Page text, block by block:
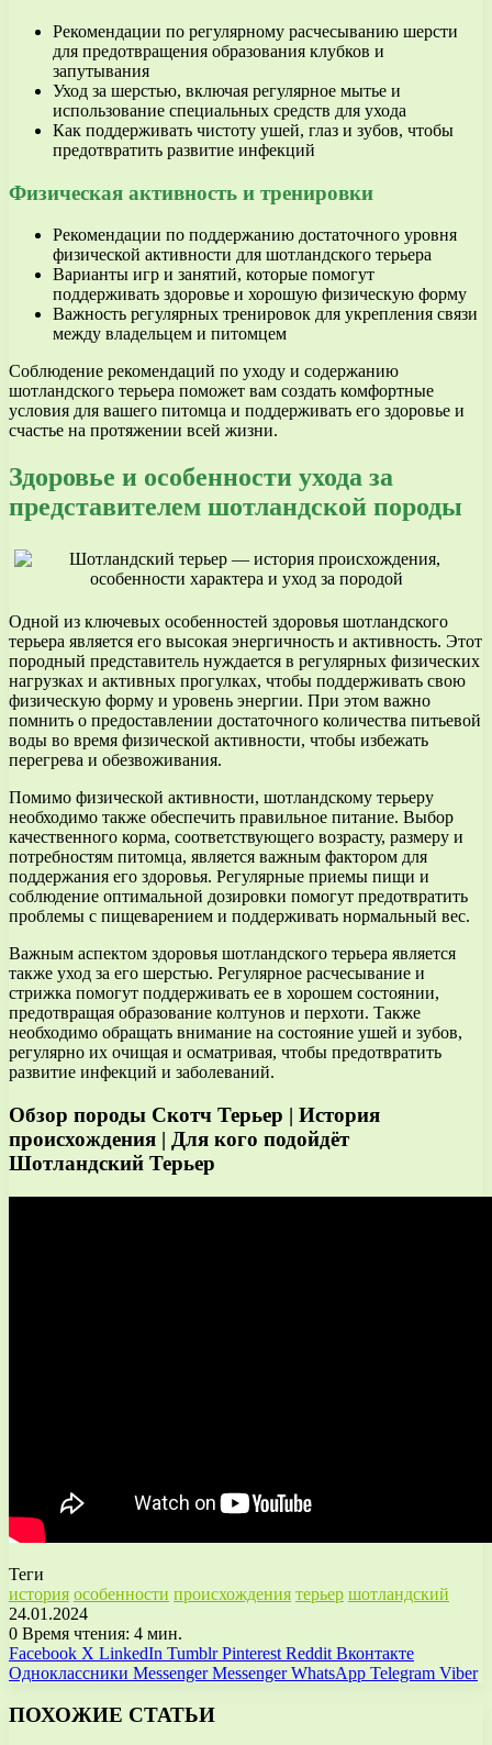
Рекомендации по регулярному расчесыванию шерсти
для предотвращения образования клубков и
запутывания
Уход за шерстью, включая регулярное мытье и
использование специальных средств для ухода
Как поддерживать чистоту ушей, глаз и зубов, чтобы
предотвратить развитие инфекций
Физическая активность и тренировки
Рекомендации по поддержанию достаточного уровня
физической активности для шотландского терьера
Варианты игр и занятий, которые помогут
поддерживать здоровье и хорошую физическую форму
Важность регулярных тренировок для укрепления связи
между владельцем и питомцем
Соблюдение рекомендаций по уходу и содержанию
шотландского терьера поможет вам создать комфортные
условия для вашего питомца и поддерживать его здоровье и
счастье на протяжении всей жизни.
Здоровье и особенности ухода за
представителем шотландской породы
Одной из ключевых особенностей здоровья шотландского
терьера является его высокая энергичность и активность. Этот
породный представитель нуждается в регулярных физических
нагрузках и активных прогулках, чтобы поддерживать свою
физическую форму и уровень энергии. При этом важно
помнить о предоставлении достаточного количества питьевой
воды во время физической активности, чтобы избежать
перегрева и обезвоживания.
Помимо физической активности, шотландскому терьеру
необходимо также обеспечить правильное питание. Выбор
качественного корма, соответствующего возрасту, размеру и
потребностям питомца, является важным фактором для
поддержания его здоровья. Регулярные приемы пищи и
соблюдение оптимальной дозировки помогут предотвратить
проблемы с пищеварением и поддерживать нормальный вес.
Важным аспектом здоровья шотландского терьера является
также уход за его шерстью. Регулярное расчесывание и
стрижка помогут поддерживать ее в хорошем состоянии,
предотвращая образование колтунов и перхоти. Также
необходимо обращать внимание на состояние ушей и зубов,
регулярно их очищая и осматривая, чтобы предотвратить
развитие инфекций и заболеваний.
Обзор породы Скотч Терьер | История
происхождения | Для кого подойдёт
Шотландский Терьер
Теги
история особенности происхождения терьер шотландский
24.01.2024
0 Время чтения: 4 мин.
Facebook X LinkedIn Tumblr Pinterest Reddit Вконтакте
Одноклассники Messenger Messenger WhatsApp Telegram Viber
ПОХОЖИЕ СТАТЬИ